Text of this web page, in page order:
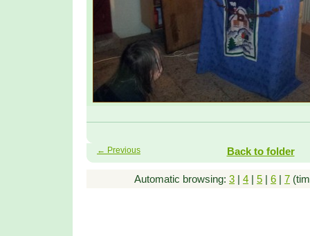
← Previous Back to folder
Automatic browsing: 3 | 4 | 5 | 6 | 7